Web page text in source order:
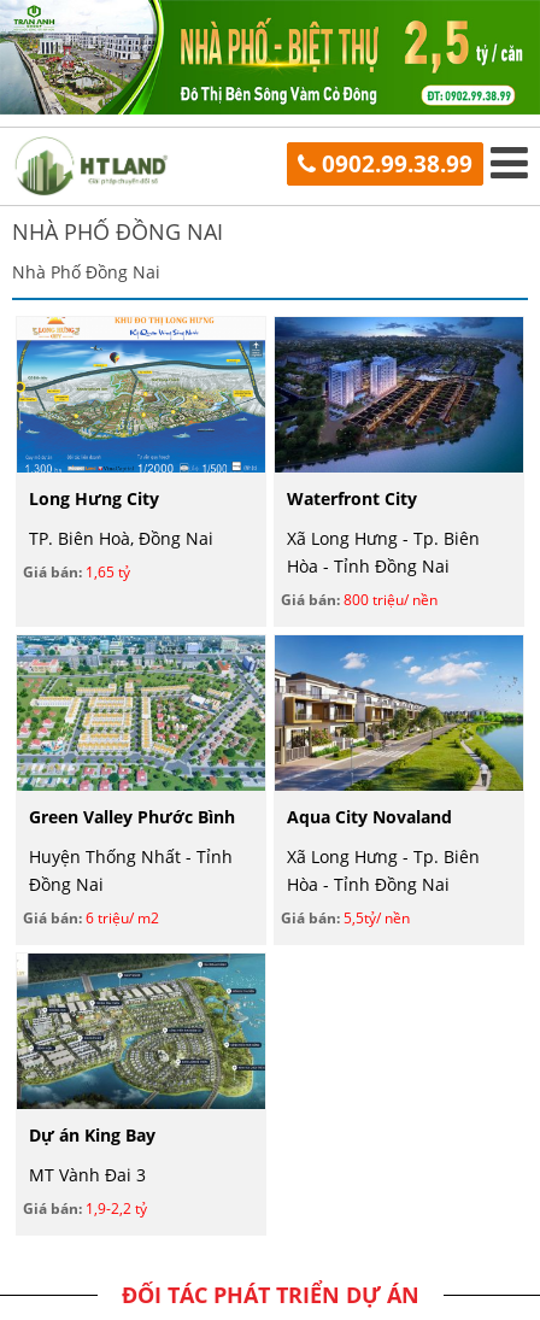
0902.99.38.99
NHÀ PHỐ ĐỒNG NAI
Nhà Phố Đồng Nai
Long Hưng City
TP. Biên Hoà, Đồng Nai
Giá bán: 1,65 tỷ
Waterfront City
Xã Long Hưng - Tp. Biên
Hòa - Tỉnh Đồng Nai
Giá bán:800 triệu/ nền
Green Valley Phước Bình
Huyện Thống Nhất - Tỉnh
Đồng Nai
Giá bán:6 triệu/ m2
Aqua City Novaland
Xã Long Hưng - Tp. Biên
Hòa - Tỉnh Đồng Nai
Giá bán:5,5tỷ/ nền
Dự án King Bay
MT Vành Đai 3
Giá bán: 1,9-2,2 tỷ
ĐỐI TÁC PHÁT TRIỂN DỰ ÁN